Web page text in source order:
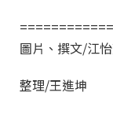
圖片、撰文/江
整理/王進坤